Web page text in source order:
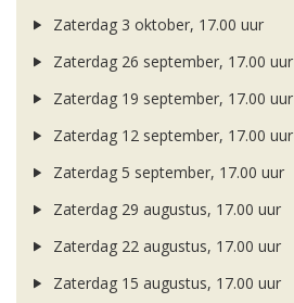
Zaterdag 3 oktober, 17.00 uur
Zaterdag 26 september, 17.00 uur
Zaterdag 19 september, 17.00 uur
Zaterdag 12 september, 17.00 uur
Zaterdag 5 september, 17.00 uur
Zaterdag 29 augustus, 17.00 uur
Zaterdag 22 augustus, 17.00 uur
Zaterdag 15 augustus, 17.00 uur